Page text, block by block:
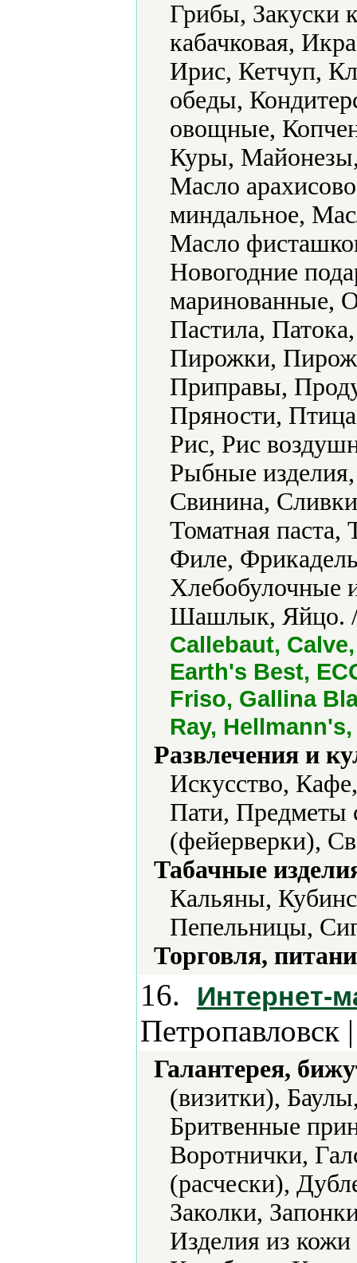
Грибы, Закуски
кабачковая,
Ирис, Кетчуп,
обеды,
овощные,
Куры,
Масло
миндальное,
Масло
Новогодние
маринованные,
Пастила,
Пирожки,
Приправы,
Пряности,
Рис, Рис
Рыбные
Свинина,
Томатная
Филе,
Хлебобулочные
Шашлык, Яйцо.
Callebaut,
Earth's Best,
Friso, Gallina
Ray,
Развлечения и
Искусство,
Пати, Предметы
(фейерверки),
Табачные
Кальяны,
Пепельницы,
Торговля,
16. Интернет-
Петропавловск
Галантерея,
(визитки),
Бритвенные
Воротнички,
(расчески),
Заколки,
Изделия из